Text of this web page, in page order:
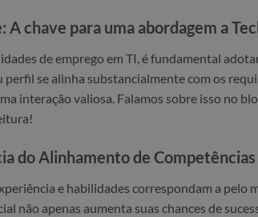
A chave para uma abordagem a
de emprego em TI, é fundamental
perfil se alinha substancialmente com os
interação valiosa. Falamos sobre isso no
do Alinhamento de Competências
e habilidades correspondam a pelo
não apenas aumenta suas chances de